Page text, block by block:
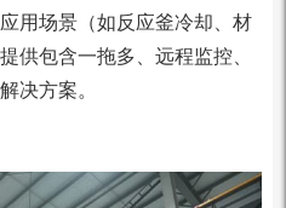
用场景（如反应釜冷却、材
供包含一拖多、远程监控、
决方案。